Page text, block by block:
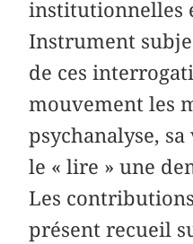
institutionnelles
Instrument
de ces
mouvement les
psychanalyse,
le « lire » une
Les
présent recueil